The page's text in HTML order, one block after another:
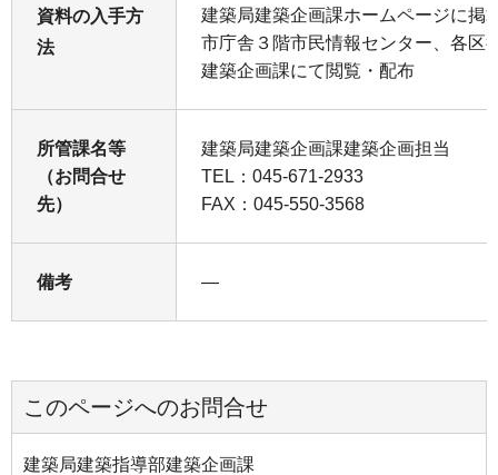
資料の入手方
法
建築局建築企画課ホームページに掲
市庁舎３階市民情報センター、各区
建築企画課にて閲覧・配布
所管課名等
（お問合せ
先）
建築局建築企画課建築企画担当
TEL：045-671-2933
FAX：045-550-3568
備考 ―
このページへのお問合せ
建築局建築指導部建築企画課